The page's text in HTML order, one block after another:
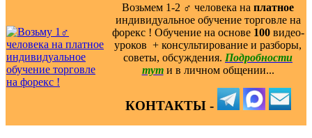
Возьмем 1-2 ‍♂️ человека на платное
индивидуальное обучение торговле на
форекс ! Обучение на основе 100видео-
уроков ️ + консультирование и разборы,
советы, обсуждения. Подробности
тут и в личном общении...
КОНТАКТЫ -